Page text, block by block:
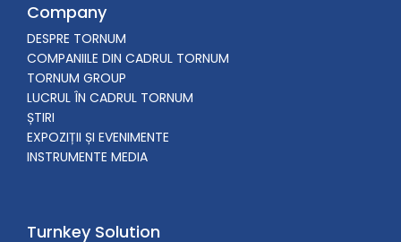
Company
DESPRE TORNUM
COMPANIILE DIN CADRUL TORNUM
TORNUM GROUP
LUCRUL ÎN CADRUL TORNUM
ȘTIRI
EXPOZIȚII ȘI EVENIMENTE
INSTRUMENTE MEDIA
Turnkey Solution